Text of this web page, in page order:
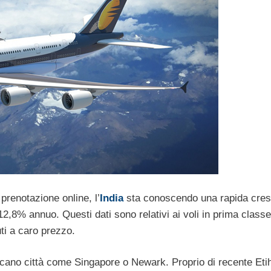
online, l’Indiasta conoscendo una rapida
annuo. Questi dati sono relativi ai voli in prima
a caro prezzo.
città come Singapore o Newark. Proprio di recente